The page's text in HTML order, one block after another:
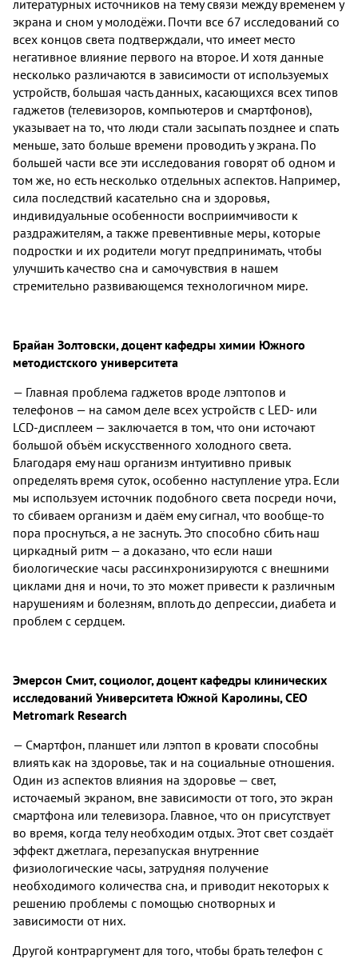
литературных источников на тему связи между временем у
экрана и сном у молодёжи. Почти все 67 исследований со
всех концов света подтверждали, что имеет место
негативное влияние первого на второе. И хотя данные
несколько различаются в зависимости от используемых
устройств, большая часть данных, касающихся всех типов
гаджетов (телевизоров, компьютеров и смартфонов),
указывает на то, что люди стали засыпать позднее и спать
меньше, зато больше времени проводить у экрана. По
большей части все эти исследования говорят об одном и
том же, но есть несколько отдельных аспектов. Например,
сила последствий касательно сна и здоровья,
индивидуальные особенности восприимчивости к
раздражителям, а также превентивные меры, которые
подростки и их родители могут предпринимать, чтобы
улучшить качество сна и самочувствия в нашем
стремительно развивающемся технологичном мире.
Брайан Золтовски, доцент кафедры химии Южного
методистского университета
— Главная проблема гаджетов вроде лэптопов и
телефонов — на самом деле всех устройств с LED- или
LCD-дисплеем — заключается в том, что они источают
большой объём искусственного холодного света.
Благодаря ему наш организм интуитивно привык
определять время суток, особенно наступление утра. Если
мы используем источник подобного света посреди ночи,
то сбиваем организм и даём ему сигнал, что вообще-то
пора проснуться, а не заснуть. Это способно сбить наш
циркадный ритм — а доказано, что если наши
биологические часы рассинхронизируются с внешними
циклами дня и ночи, то это может привести к различным
нарушениям и болезням, вплоть до депрессии, диабета и
проблем с сердцем.
Эмерсон Смит, социолог, доцент кафедры клинических
исследований Университета Южной Каролины, СЕО
Metromark Research
— Смартфон, планшет или лэптоп в кровати способны
влиять как на здоровье, так и на социальные отношения.
Один из аспектов влияния на здоровье — свет,
источаемый экраном, вне зависимости от того, это экран
смартфона или телевизора. Главное, что он присутствует
во время, когда телу необходим отдых. Этот свет создаёт
эффект джетлага, перезапуская внутренние
физиологические часы, затрудняя получение
необходимого количества сна, и приводит некоторых к
решению проблемы с помощью снотворных и
зависимости от них.
Другой контраргумент для того, чтобы брать телефон с